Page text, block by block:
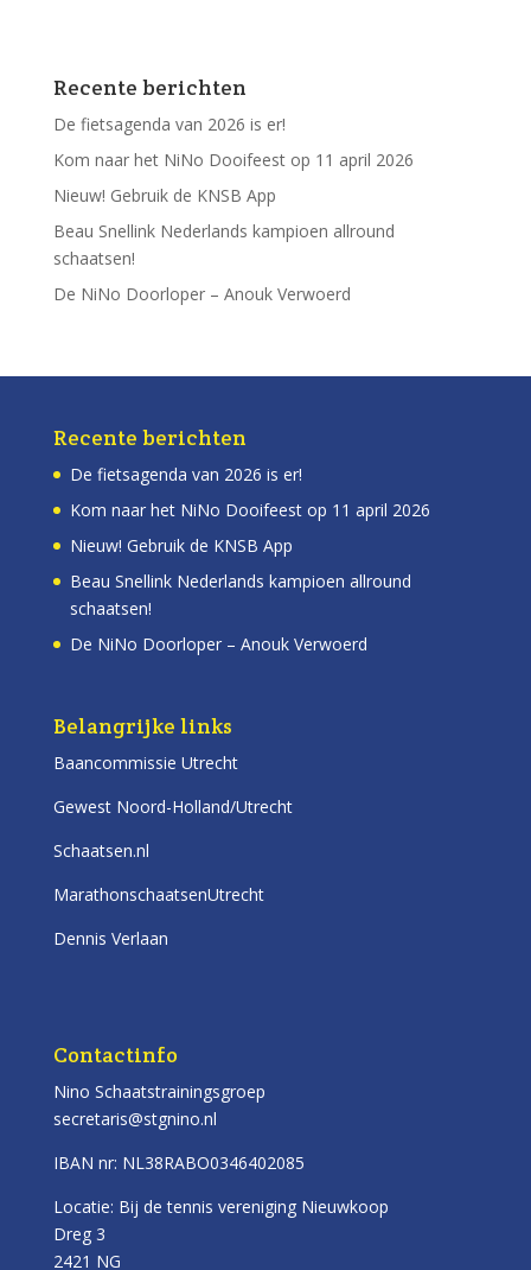
Recente berichten
De fietsagenda van 2026 is er!
Kom naar het NiNo Dooifeest op 11 april 2026
Nieuw! Gebruik de KNSB App
Beau Snellink Nederlands kampioen allround
schaatsen!
De NiNo Doorloper – Anouk Verwoerd
Recente berichten
De fietsagenda van 2026 is er!
Kom naar het NiNo Dooifeest op 11 april 2026
Nieuw! Gebruik de KNSB App
Beau Snellink Nederlands kampioen allround
schaatsen!
De NiNo Doorloper – Anouk Verwoerd
Belangrijke links
Baancommissie Utrecht
Gewest Noord-Holland/Utrecht
Schaatsen.nl
MarathonschaatsenUtrecht
Dennis Verlaan
Contactinfo
Nino Schaatstrainingsgroep
secretaris@stgnino.nl
IBAN nr: NL38RABO0346402085
Locatie: Bij de tennis vereniging Nieuwkoop
Dreg 3
2421 NG